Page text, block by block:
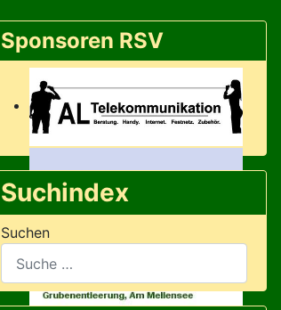
Sponsoren RSV
Suchindex
Suchen